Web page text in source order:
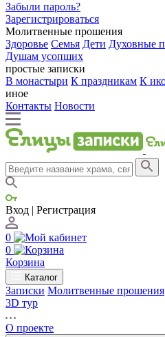
Забыли пароль?
Зарегистрироваться
Молитвенные прошения
Здоровье Семья Дети Духовные
Душам усопших
простые записки
В монастыри К праздникам К
иное
Контакты Новости
Вход | Регистрация
0
0
Корзина
Каталог
Записки Молитвенные прошения
3D тур
О проекте